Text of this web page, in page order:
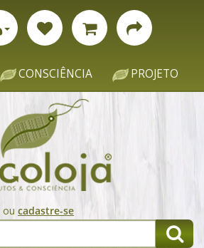
CONSCIÊNCIA PROJETO
ou cadastre-se